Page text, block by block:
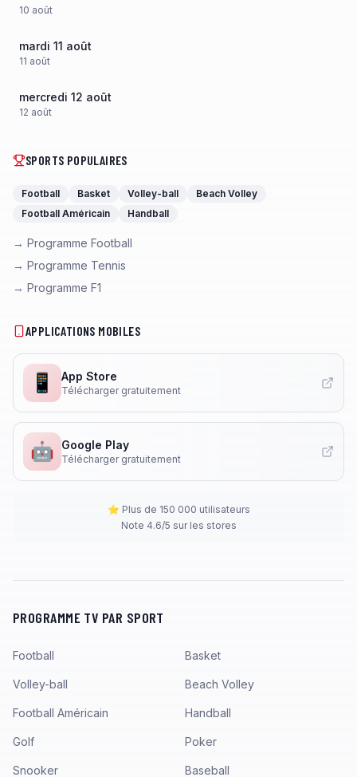
10 août
mardi 11 août
11 août
mercredi 12 août
12 août
SPORTS POPULAIRES
Football Basket Volley-ball
Beach Volley
Football Américain
Handball
→ Programme Football
→ Programme Tennis
→ Programme F1
APPLICATIONS MOBILES
📱 App Store
Télécharger gratuitement
🤖 Google Play
Télécharger gratuitement
⭐ Plus de 150 000 utilisateurs
Note 4.6/5 sur les stores
PROGRAMME TV PAR SPORT
Football Basket
Volley-ball Beach Volley
Football Américain Handball
Golf Poker
Snooker Baseball